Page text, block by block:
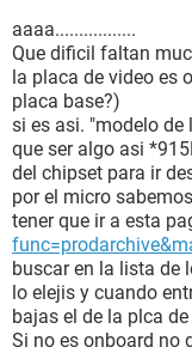
Tarjeta de sonido
Almacenamiento:
Controlador IDE
Intel(R) 82801DB
Disquetera de 3 1/2
Disco duro
Lector óptico LITE-
(DVD:16x, CD:52x/
Estado de los discos
Particiones:
C: (NTFS) 76308 MB
aaaa.................
Que dificil faltan
la placa de video es
placa base?)
si es asi. "modelo
que ser algo asi
del chipset para ir
por el micro
tener que ir a esta
buscar en la lista de
lo elejis y cuando
bajas el de la plca
Si no es onboard no